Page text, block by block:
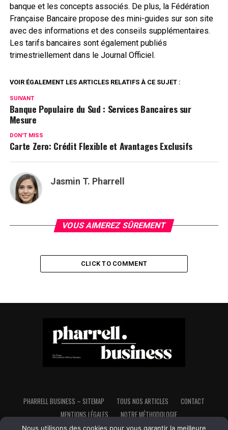
banque et les concepts associés. De plus, la Fédération
Française Bancaire propose des mini-guides sur son site
avec des informations et des conseils supplémentaires.
Les tarifs bancaires sont également publiés
trimestriellement dans le Journal Officiel.
VOIR ÉGALEMENT LES ARTICLES RELATIFS À CE SUJET :
SUIVANT
Banque Populaire du Sud : Services Bancaires sur
Mesure
DON'T MISS
Carte Zero: Crédit Flexible et Avantages Exclusifs
Jasmin T. Pharrell
VOUS AIMEREZ SÛREMENT
CLICK TO COMMENT
PHARRELL BUSINESS – SITEMAP TOUS NOS ARTICLES
CONTACT
MENTIONS LÉGALES
NOTRE MÉTHODOLOGIE
Nous utilisons des cookies pour vous garantir la meilleure